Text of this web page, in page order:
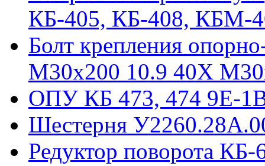
КБ-405, КБ-408, КБМ-
Болт крепления
М30х200 10.9 40Х
ОПУ КБ 473, 474 9E-
Шестерня
Редуктор поворота КБ-